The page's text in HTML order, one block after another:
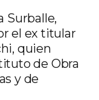
Surballe,
el ex titular
quien
de Obra
y de